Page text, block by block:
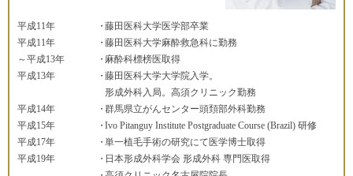
平成11年
藤田医科大学医学部卒業
平成11年
～平成13年
藤田医科大学麻酔救急科に勤務
麻酔科標榜医取得
平成13年
藤田医科大学大学院入学。
形成外科入局。高須クリニック勤務
平成14年
群馬県立がんセンター頭頚部外科勤務
平成15年
Ivo Pitanguy Institute Postgraduate Course (Brazil) 研修
平成17年
単一植毛手術の研究にて医学博士取得
平成19年
日本形成外科学会 形成外科 専門医取得